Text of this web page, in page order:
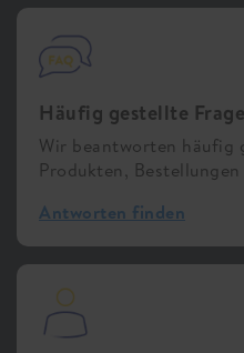
Häufig gestellte
Wir beantworten häufig
Produkten,
Antworten finden